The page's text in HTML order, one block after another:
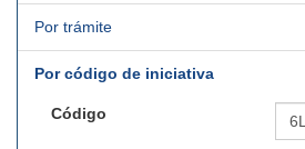
Por trámite
Por código de iniciativa
Código